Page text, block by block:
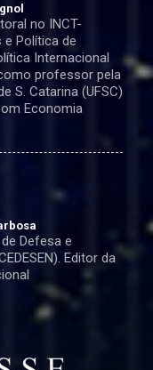
no INCT-
e Política de
Internacional
professor pela
S. Catarina (UFSC)
Economia
Defesa e
Editor da